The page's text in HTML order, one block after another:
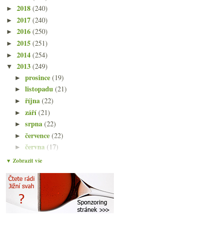
► 2018 (240)
► 2017 (240)
► 2016 (250)
► 2015 (251)
► 2014 (254)
▼ 2013 (249)
►prosince(19)
►listopadu(21)
►října(22)
►září(21)
►srpna(22)
►července(22)
►června (17)
▼května
Pokrok nezastavíš s družstevním sylvánem
Franz Hirtzberger a parádní bílá z Wachau
Feldmaršálek Müller-Thurgau
Poznámky z deštivého víkendu & Rovenius
▼ Zobrazit vše